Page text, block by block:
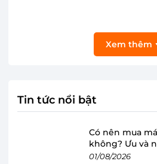
Xem thêm
Tin tức nổi bật
Có nên mua
không? Ưu và
01/08/2026